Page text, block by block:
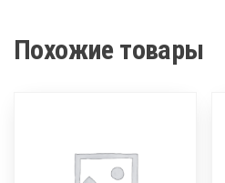
верхний
Похожие товары